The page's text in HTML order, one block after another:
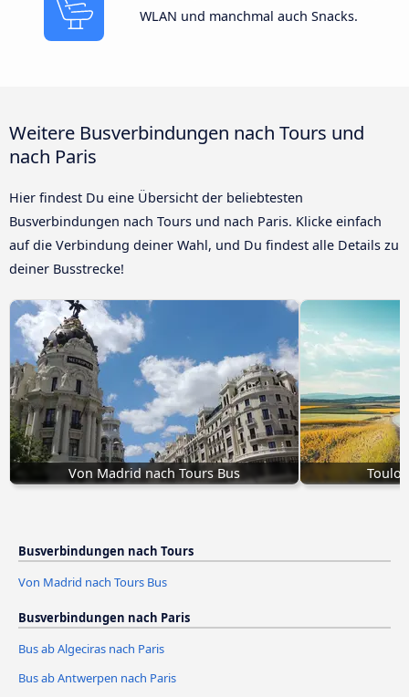
WLAN und manchmal auch Snacks.
Weitere Busverbindungen nach Tours und
nach Paris
Hier findest Du eine Übersicht der beliebtesten
Busverbindungen nach Tours und nach Paris. Klicke einfach
auf die Verbindung deiner Wahl, und Du findest alle Details zu
deiner Busstrecke!
Von Madrid nach Tours Bus
Busverbindungen nach Tours
Von Madrid nach Tours Bus
Busverbindungen nach Paris
Bus ab Algeciras nach Paris
Bus ab Antwerpen nach Paris